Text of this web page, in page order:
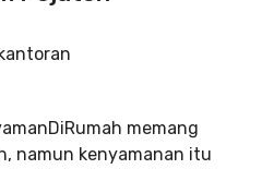
memang
namun kenyamanan itu